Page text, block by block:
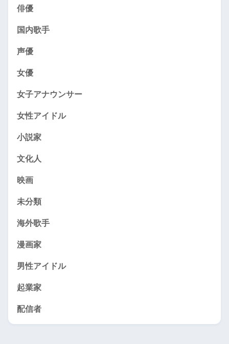
俳優
国内歌手
声優
女優
女子アナウンサー
女性アイドル
小説家
文化人
映画
未分類
海外歌手
漫画家
男性アイドル
起業家
配信者